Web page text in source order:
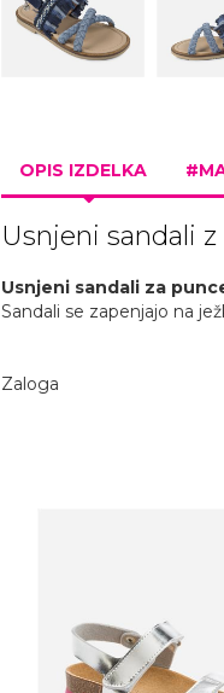
OPIS IZDELKA
Usnjeni sandali
Usnjeni sandali za
Sandali se zapenjajo na
Zaloga